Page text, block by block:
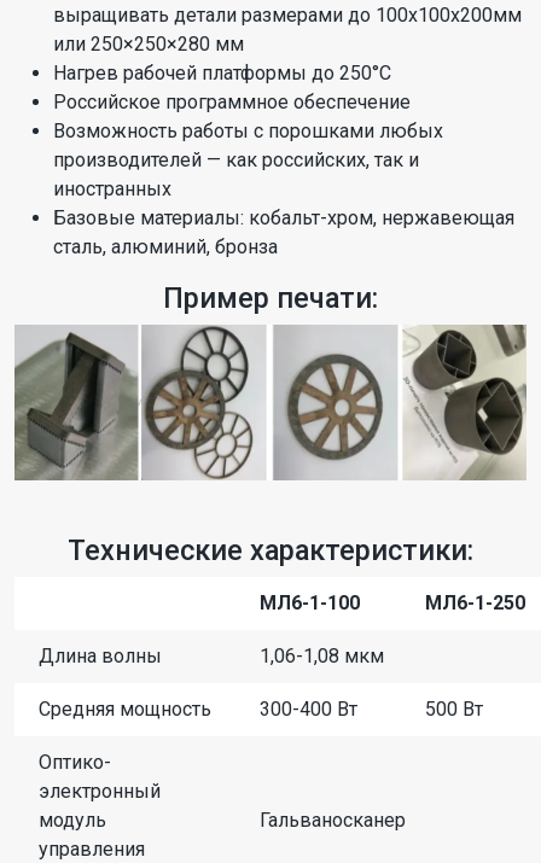
выращивать детали размерами до 100x100x200мм
или 250×250×280 мм
Нагрев рабочей платформы до 250°С
Российское программное обеспечение
Возможность работы с порошками любых
производителей — как российских, так и
иностранных
Базовые материалы: кобальт-хром, нержавеющая
сталь, алюминий, бронза
Пример печати:
Технические характеристики:
МЛ6-1-100 МЛ6-1-250
Длина волны 1,06-1,08 мкм
Средняя мощность 300-400 Вт 500 Вт
Оптико-
электронный
модуль
управления
Гальваносканер